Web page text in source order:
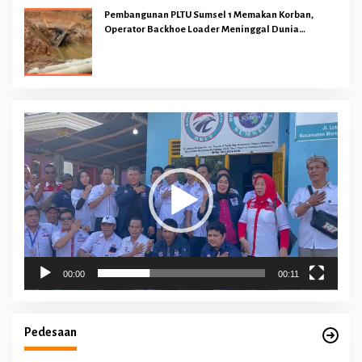
Pembangunan PLTU Sumsel 1 Memakan Korban,
Operator Backhoe Loader Meninggal Dunia
Pemutar
Video
00:00 00:11
Pedesaan